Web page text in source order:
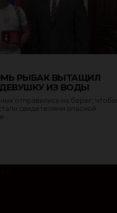
РЫБАК ВЫТАЩИЛ
ИЗ ВОДЫ
отправились на берег, чтобы
свидетелями опасной